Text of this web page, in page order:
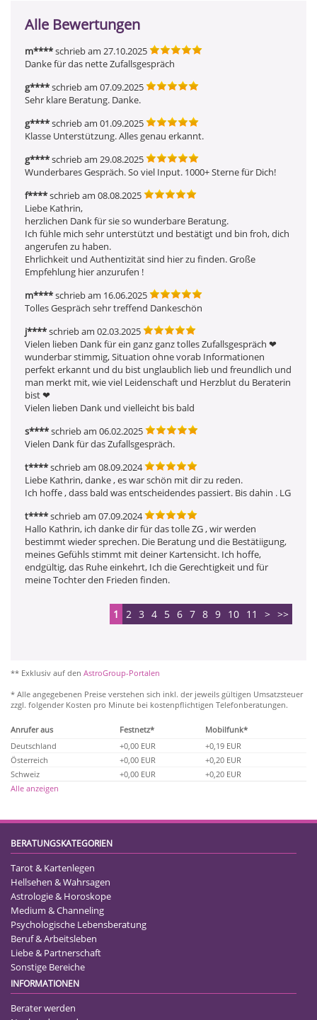
Alle Bewertungen
m****schrieb am 27.10.2025
Danke für das nette Zufallsgespräch
g****schrieb am 07.09.2025
Sehr klare Beratung. Danke.
g****schrieb am 01.09.2025
Klasse Unterstützung. Alles genau erkannt.
g****schrieb am 29.08.2025
Wunderbares Gespräch. So viel Input. 1000+ Sterne für Dich!
f****schrieb am 08.08.2025
Liebe Kathrin,
herzlichen Dank für sie so wunderbare Beratung.
Ich fühle mich sehr unterstützt und bestätigt und bin froh, dich
angerufen zu haben.
Ehrlichkeit und Authentizität sind hier zu finden. Große
Empfehlung hier anzurufen !
m****schrieb am 16.06.2025
Tolles Gespräch sehr treffend Dankeschön
j****schrieb am 02.03.2025
Vielen lieben Dank für ein ganz ganz tolles Zufallsgespräch ❤ ️
wunderbar stimmig, Situation ohne vorab Informationen
perfekt erkannt und du bist unglaublich lieb und freundlich und
man merkt mit, wie viel Leidenschaft und Herzblut du Beraterin
bist ❤ ️
Vielen lieben Dank und vielleicht bis bald
s****schrieb am 06.02.2025
Vielen Dank für das Zufallsgespräch.
t****schrieb am 08.09.2024
Liebe Kathrin, danke , es war schön mit dir zu reden.
Ich hoffe , dass bald was entscheidendes passiert. Bis dahin . LG
t****schrieb am 07.09.2024
Hallo Kathrin, ich danke dir für das tolle ZG , wir werden
bestimmt wieder sprechen. Die Beratung und die Bestätiigung,
meines Gefühls stimmt mit deiner Kartensicht. Ich hoffe,
endgültig, das Ruhe einkehrt, Ich die Gerechtigkeit und für
meine Tochter den Frieden finden.
1 2 3 4 5 6 7 8 9 10 11 > >>
** Exklusiv auf den AstroGroup-Portalen
* Alle angegebenen Preise verstehen sich inkl. der jeweils gültigen Umsatzsteuer
zzgl. folgender Kosten pro Minute bei kostenpflichtigen Telefonberatungen.
Anrufer aus Festnetz*
Mobilfunk*
Deutschland
+0,00 EUR
+0,19 EUR
Österreich
+0,00 EUR
+0,20 EUR
Schweiz
+0,00 EUR
+0,20 EUR
Alle anzeigen
BERATUNGSKATEGORIEN
Tarot & Kartenlegen
Hellsehen & Wahrsagen
Astrologie & Horoskope
Medium & Channeling
Psychologische Lebensberatung
Beruf & Arbeitsleben
Liebe & Partnerschaft
Sonstige Bereiche
INFORMATIONEN
Berater werden